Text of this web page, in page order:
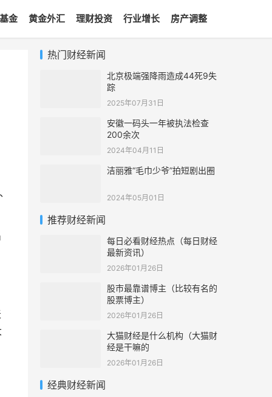
金 黄金外汇 理财投资 行业增长 房产调整
热门财经新闻
北京极端强降雨造成44死9失
踪
2025年07月31日
安徽一码头一年被执法检查
200余次
2024年04月11日
洁丽雅“毛巾少爷”拍短剧出圈
2024年05月01日
推荐财经新闻
每日必看财经热点（每日财经
最新资讯）
2026年01月26日
股市最靠谱博主（比较有名的
股票博主）
2026年01月26日
大猫财经是什么机构（大猫财
经是干嘛的
2026年01月26日
经典财经新闻